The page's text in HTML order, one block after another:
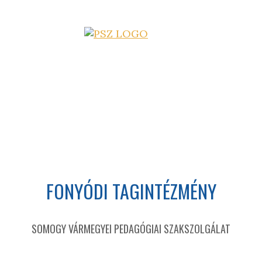
FONYÓDI TAGINTÉZMÉNY
SOMOGY VÁRMEGYEI PEDAGÓGIAI SZAKSZOLGÁLAT